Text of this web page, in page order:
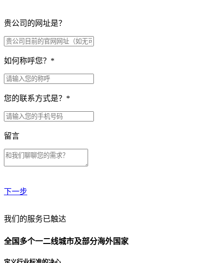
贵公司的网址是？
如何称呼您？ *
您的联系方式是？ *
留言
下一步
贵公司预算范围是？
贵公司的团队规模是？
我们的服务已触达
全国多个一二线城市及部分海外国家